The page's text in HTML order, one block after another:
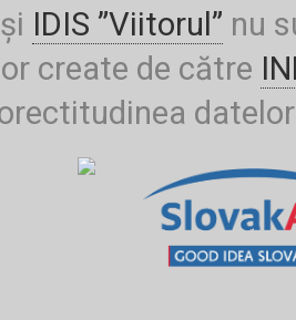
IDIS ”Viitorul” nu
create de către